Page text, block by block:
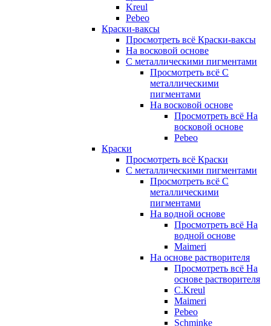
Kreul
Pebeo
Краски-ваксы
Просмотреть всё Краски-ваксы
На восковой основе
С металлическими пигментами
Просмотреть всё С
металлическими
пигментами
На восковой основе
Просмотреть всё На
восковой основе
Pebeo
Краски
Просмотреть всё Краски
С металлическими пигментами
Просмотреть всё С
металлическими
пигментами
На водной основе
Просмотреть всё На
водной основе
Maimeri
На основе растворителя
Просмотреть всё На
основе растворителя
C.Kreul
Maimeri
Pebeo
Schminke